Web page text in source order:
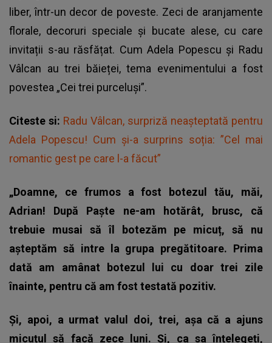
liber, într-un decor de poveste. Zeci de aranjamente
florale, decoruri speciale și bucate alese, cu care
invitații s-au răsfățat. CumAdela Popescu și Radu
Vâlcan au trei băieței, tema evenimentului a fost
povestea „Cei trei purceluși”.
Citeste si: Radu Vâlcan, surpriză neașteptată pentru
Adela Popescu! Cum și-a surprins soția: ”Cel mai
romantic gest pe care l-a făcut”
„Doamne, ce frumos a fost botezul tău, măi,
Adrian! După Paște ne-am hotărât, brusc, că
trebuie musai să îl botezăm pe micuț, să nu
așteptăm să intre la grupa pregătitoare. Prima
dată am amânat botezul lui cu doar trei zile
înainte, pentru că am fost testată pozitiv.
Și, apoi, a urmat valul doi, trei, așa că a ajuns
micuțul să facă zece luni. Și, ca sa înțelegeți,